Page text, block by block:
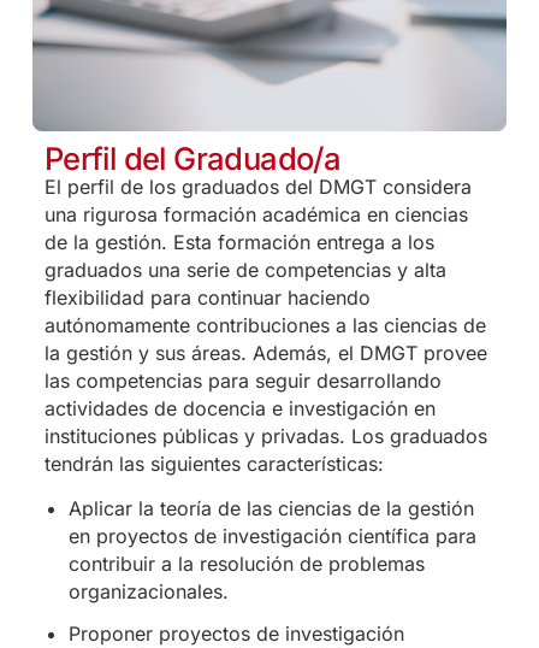
Perfil del Graduado/a
El perfil de los graduados del DMGT considera
una rigurosa formación académica en ciencias
de la gestión. Esta formación entrega a los
graduados una serie de competencias y alta
flexibilidad para continuar haciendo
autónomamente contribuciones a las ciencias de
la gestión y sus áreas. Además, el DMGT provee
las competencias para seguir desarrollando
actividades de docencia e investigación en
instituciones públicas y privadas. Los graduados
tendrán las siguientes características:
Aplicar la teoría de las ciencias de la gestión
en proyectos de investigación científica para
contribuir a la resolución de problemas
organizacionales.
Proponer proyectos de investigación